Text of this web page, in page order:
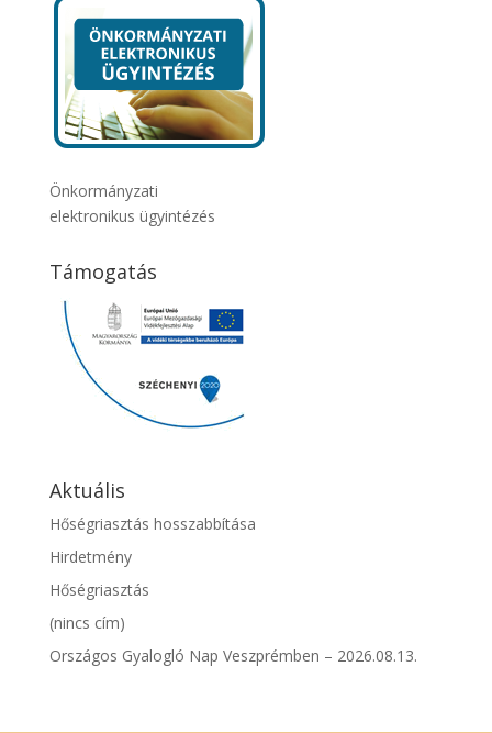
Önkormányzati
elektronikus ügyintézés
Támogatás
Aktuális
Hőségriasztás hosszabbítása
Hirdetmény
Hőségriasztás
(nincs cím)
Országos Gyalogló Nap Veszprémben – 2026.08.13.